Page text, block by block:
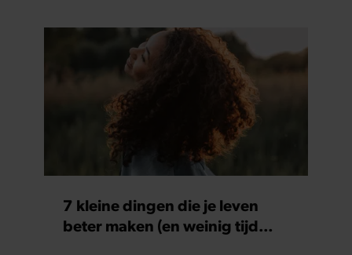
7 kleine dingen die je leven
beter maken (en weinig tijd